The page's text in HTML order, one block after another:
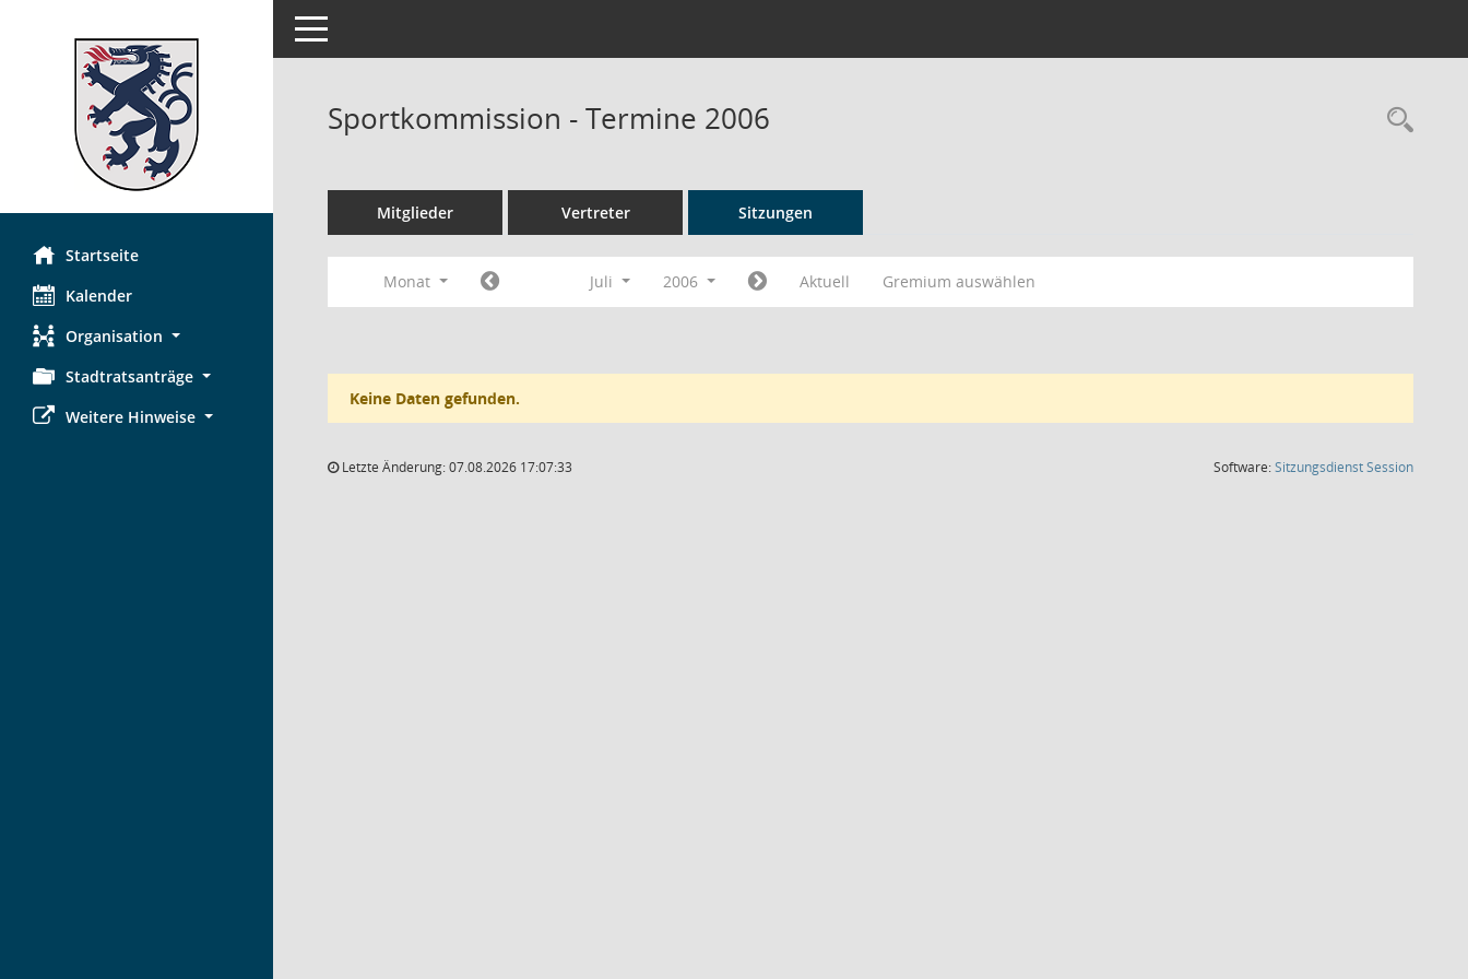
Startseite
Kalender
Organisation
Stadtratsanträge
Weitere Hinweise
Toggle navigation
Sportkommission - Termine 2006
Mitglieder Vertreter Sitzungen
Monat Juli 2006 Aktuell Gremium auswählen
Keine Daten gefunden.
Letzte Änderung: 07.08.2026 17:07:33 Software:SitzungsdienstSession(Wird in